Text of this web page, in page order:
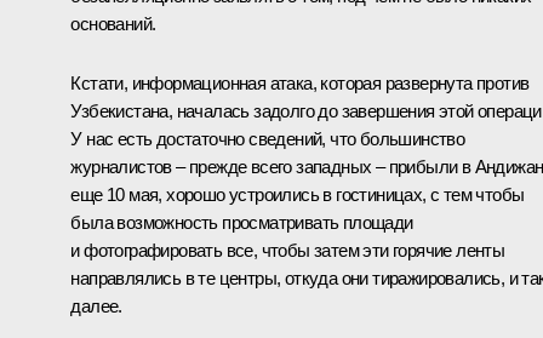
оснований.
Кстати, информационная атака, которая развернута против
Узбекистана, началась задолго до завершения этой
У нас есть достаточно сведений, что большинство
журналистов – прежде всего западных – прибыли в Андижан
еще 10 мая, хорошо устроились в гостиницах, с тем чтобы
была возможность просматривать площади
и фотографировать все, чтобы затем эти горячие ленты
направлялись в те центры, откуда они тиражировались, и
далее.